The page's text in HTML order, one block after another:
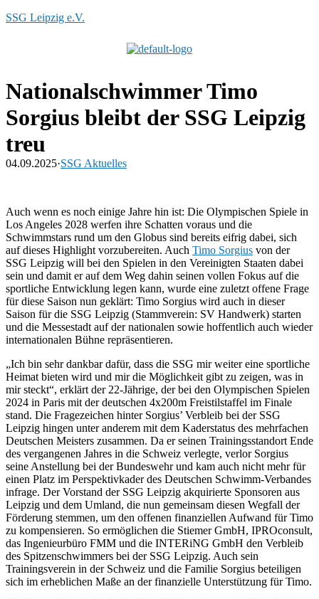
SSG Leipzig e.V.
Nationalschwimmer Timo
Sorgius bleibt der SSG Leipzig
treu
04.09.2025·SSG Aktuelles
Auch wenn es noch einige Jahre hin ist: Die Olympischen Spiele in
Los Angeles 2028 werfen ihre Schatten voraus und die
Schwimmstars rund um den Globus sind bereits eifrig dabei, sich
auf dieses Highlight vorzubereiten. Auch Timo Sorgius von der
SSG Leipzig will bei den Spielen in den Vereinigten Staaten dabei
sein und damit er auf dem Weg dahin seinen vollen Fokus auf die
sportliche Entwicklung legen kann, wurde eine zuletzt offene Frage
für diese Saison nun geklärt: Timo Sorgius wird auch in dieser
Saison für die SSG Leipzig (Stammverein: SV Handwerk) starten
und die Messestadt auf der nationalen sowie hoffentlich auch wieder
internationalen Bühne repräsentieren.
„Ich bin sehr dankbar dafür, dass die SSG mir weiter eine sportliche
Heimat bieten wird und mir die Möglichkeit gibt zu zeigen, was in
mir steckt“, erklärt der 22-Jährige, der bei den Olympischen Spielen
2024 in Paris mit der deutschen 4x200m Freistilstaffel im Finale
stand. Die Fragezeichen hinter Sorgius’ Verbleib bei der SSG
Leipzig hingen unter anderem mit dem Kaderstatus des mehrfachen
Deutschen Meisters zusammen. Da er seinen Trainingsstandort Ende
des vergangenen Jahres in die Schweiz verlegte, verlor Sorgius
seine Anstellung bei der Bundeswehr und kam auch nicht mehr für
einen Platz im Perspektivkader des Deutschen Schwimm-Verbandes
infrage. Der Vorstand der SSG Leipzig akquirierte Sponsoren aus
Leipzig und dem Umland, die nun gemeinsam diesen Wegfall der
Förderung stemmen, um den offenen finanziellen Aufwand für Timo
zu kompensieren. So ermöglichen die Stiemer GmbH, IPROconsult,
das Ingenieurbüro FMM und die INTERiNG GmbH den Verbleib
des Spitzenschwimmers bei der SSG Leipzig. Auch sein
Trainingsverein in der Schweiz und die Familie Sorgius beteiligen
sich im erheblichen Maße an der finanzielle Unterstützung für Timo.